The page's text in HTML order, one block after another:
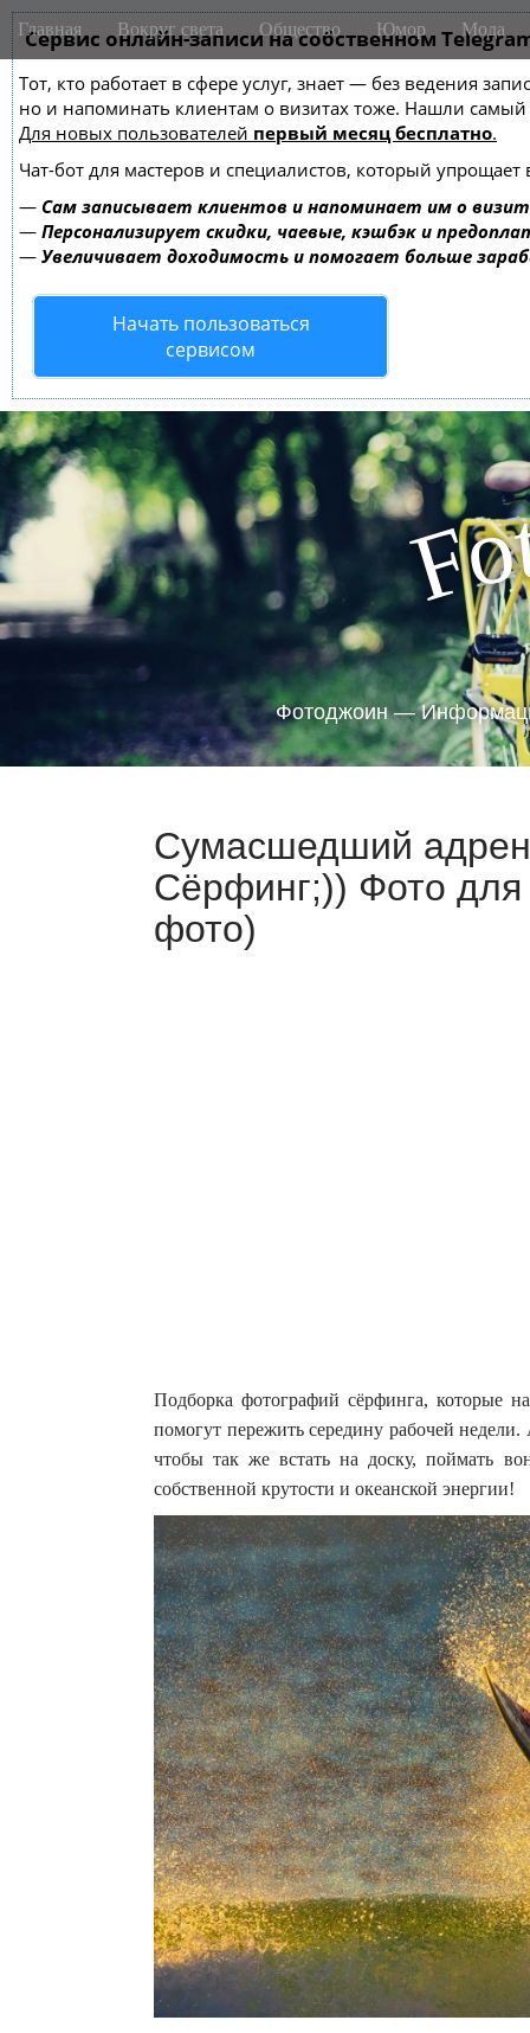
Сервис онлайн-записи на собственном
Тот, кто работает в сфере услуг, знает — без ведения
но и напоминать клиентам о визитах тоже. Нашли
Для новых пользователей первый месяц бесплатно.
Чат-бот для мастеров и специалистов, который упрощает
— Сам записывает клиентов и напоминает им о
— Персонализирует скидки, чаевые, кэшбэк и
— Увеличивает доходимость и помогает больше
Начать пользоваться
сервисом
M
a
n
m
e
n
u
i
Главная Вокруг света Общество Юмор Мода
Fo
Фотоджоин —
Сумасшедший
Сёрфинг;)) Фото для
фото)
Подборка фотографий сёрфинга, которые
помогут пережить середину рабочей
чтобы так же встать на доску, поймать
собственной крутости и океанской энергии!